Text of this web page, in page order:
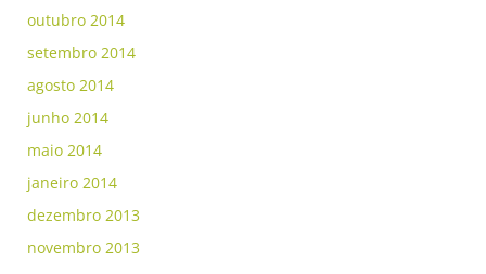
outubro 2014
setembro 2014
agosto 2014
junho 2014
maio 2014
janeiro 2014
dezembro 2013
novembro 2013